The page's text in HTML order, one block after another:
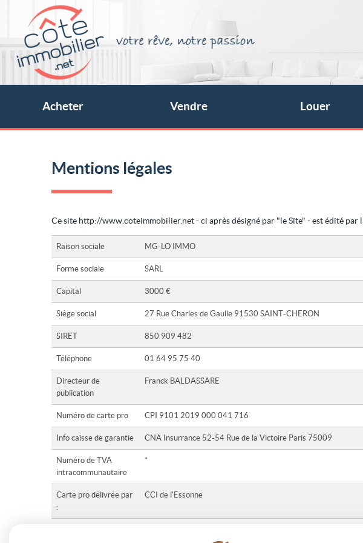
Acheter Vendre Louer
Mentions légales
Ce site http://www.coteimmobilier.net - ci après désigné par "le Site" - est édité par
Raison sociale MG-LO IMMO
Forme sociale SARL
Capital 3000 €
Siège social 27 Rue Charles de Gaulle 91530 SAINT-CHERON
SIRET 850 909 482
Téléphone 01 64 95 75 40
Directeur de
publication
Franck BALDASSARE
Numéro de carte pro CPI 9101 2019 000 041 716
Info caisse de garantie CNA Insurrance 52-54 Rue de la Victoire Paris 75009
Numéro de TVA
intracommunautaire
*
Carte pro délivrée par
:
CCI de l'Essonne